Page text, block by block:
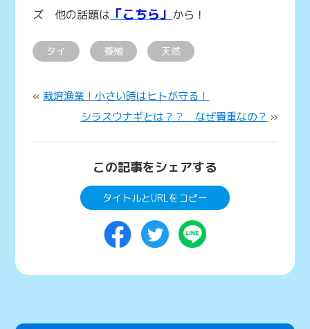
ズ 他の話題は 「こちら」 から！
タイ 養殖 天然
«栽培漁業！小さい時はヒトが守る！
シラスウナギとは？？ なぜ貴重なの？ »
この記事をシェアする
タイトルとURLをコピー